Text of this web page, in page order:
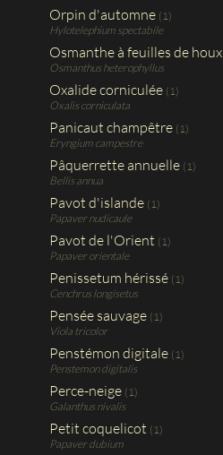
Orpin d'automne (1)
Hylotelephium spectabile
Osmanthe à feuilles de houx
Osmanthus heterophyllus
Oxalide corniculée (1)
Oxalis corniculata
Panicaut champêtre (1)
Eryngium campestre
Pâquerrette annuelle (1)
Bellis annua
Pavot d'islande (1)
Papaver nudicaule
Pavot de l'Orient (1)
Papaver orientale
Penissetum hérissé (1)
Cenchrus longisetus
Pensée sauvage (1)
Viola tricolor
Penstémon digitale (1)
Penstemon digitalis
Perce-neige (1)
Galanthus nivalis
Petit coquelicot (1)
Papaver dubium